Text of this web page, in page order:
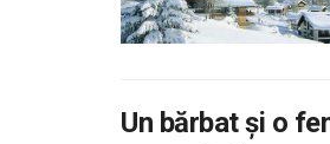
Un bărbat şi o